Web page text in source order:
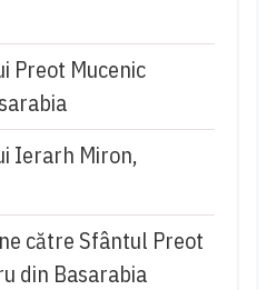
Preot Mucenic
Ierarh Miron,
către Sfântul Preot
din Basarabia